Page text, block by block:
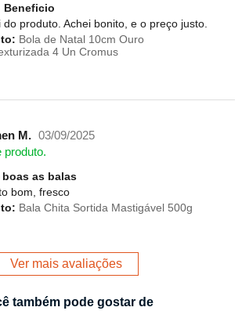
Beneficio
do produto. Achei bonito, e o preço justo.
Bola de Natal 10cm Ouro
4 Un Cromus
M. 03/09/2025
produto.
as balas
bom, fresco
Bala Chita Sortida Mastigável 500g
Ver mais avaliações
também pode gostar de